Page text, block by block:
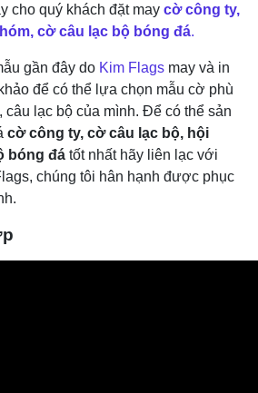
cho quý khách đặt may cờ công ty,
cờ câu lạc bộ bóng đá.
gần đây do Kim Flags may và in
để có thể lựa chọn mẫu cờ phù
câu lạc bộ của mình. Để có thể sản
cờ công ty, cờ câu lạc bộ, hội
bóng đá tốt nhất hãy liên lạc với
chúng tôi hân hạnh được phục